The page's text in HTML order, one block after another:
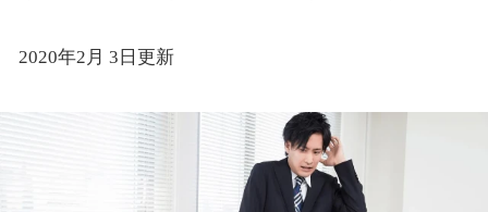
2020年2月 3日更新